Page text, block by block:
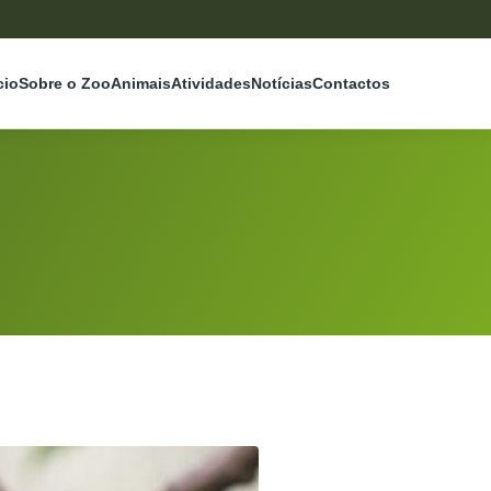
Sobre o ZooAnimaisAtividadesNotíciasContactos